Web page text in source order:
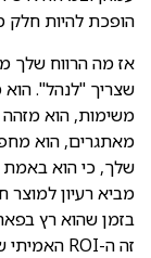
הופכת להיות חלק
אז מה הרווח שלך
שצריך "לנהל".
משימות, הוא מזהה
מאתגרים, הוא
שלך, כי הוא
מביא רעיון
בזמן שהוא רץ
זה ה-ROI האמיתי של השקעה באנשים.